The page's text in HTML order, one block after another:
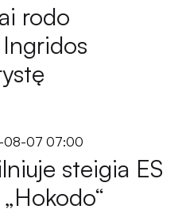
rodo
08-07 07:00
steigia ES